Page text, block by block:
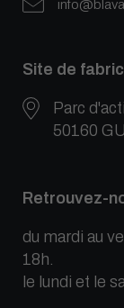
Site de
Parc
50160
Retrouvez-
du mardi au
18h.
le lundi et le